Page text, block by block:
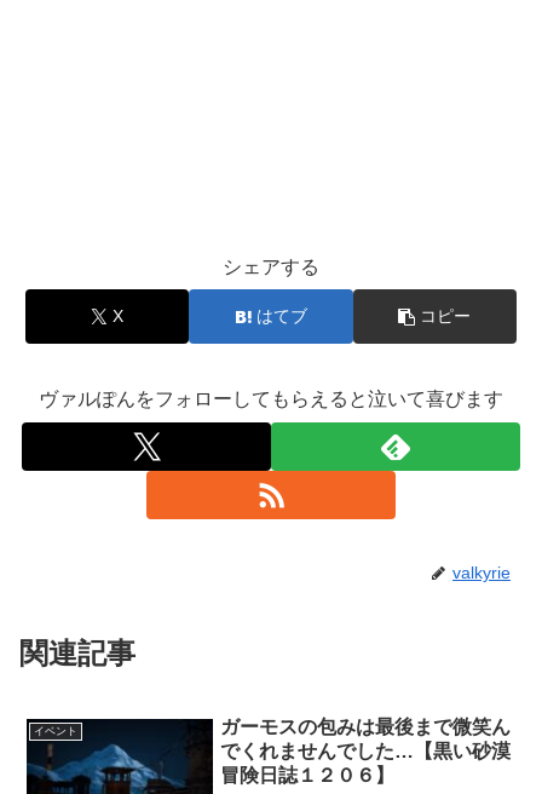
シェアする
X はてブ コピー
ヴァルぽんをフォローしてもらえると泣いて喜びます
valkyrie
関連記事
イベント
ガーモスの包みは最後まで微笑ん
でくれませんでした…【黒い砂漠
冒険日誌１２０６】